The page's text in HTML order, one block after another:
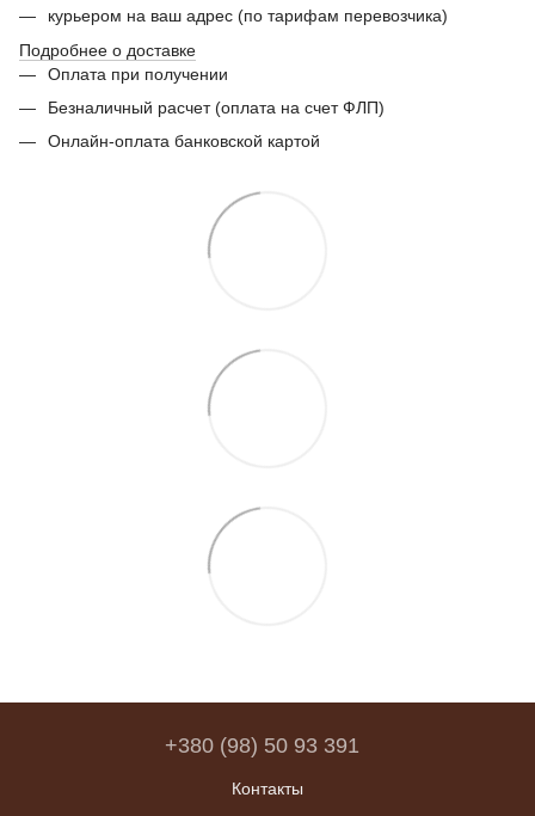
курьером на ваш адрес (по тарифам перевозчика)
Подробнее о доставке
Оплата при получении
Безналичный расчет (оплата на счет ФЛП)
Онлайн-оплата банковской картой
+380 (98) 50 93 391
Контакты